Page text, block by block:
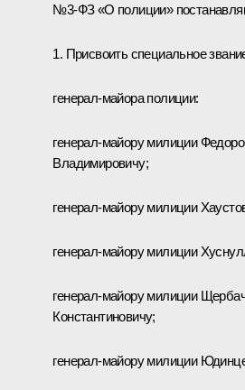
№3-ФЗ «О полиции»
1. Присвоить специальное
генерал-майора полиции:
генерал-майору милиции
Владимировичу;
генерал-майору милиции
генерал-майору милиции
генерал-майору милиции
Константиновичу;
генерал-майору милиции